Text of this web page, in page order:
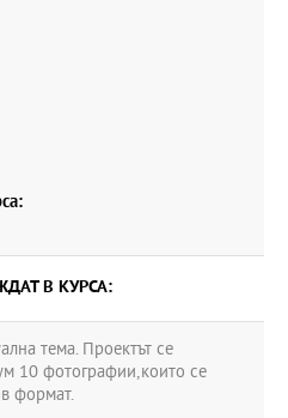
В КУРСА:
тема. Проектът се
10 фотографии,които се
формат.